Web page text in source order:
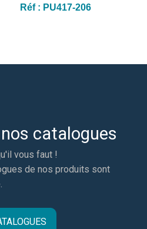
Réf : PU417-206
catalogues
vous faut !
de nos produits sont